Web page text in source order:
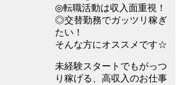
◎転職活動は収入面重視！
◎交替勤務でガッツリ稼ぎ
たい！
そんな方にオススメです☆
未経験スタートでもがっつ
り稼げる、高収入のお仕事